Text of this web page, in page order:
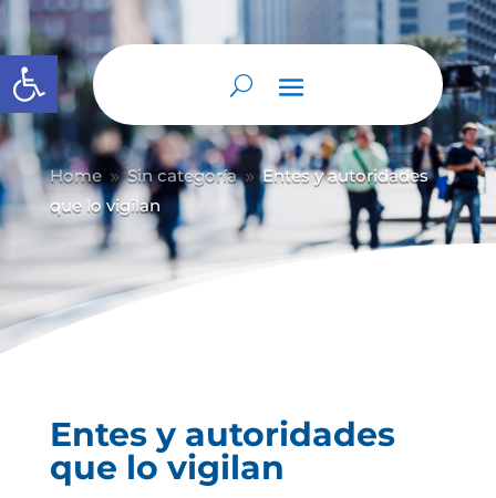
Abrir barra de herramientas
Home 9 Sin categoría 9 Entes y autoridades
que lo vigilan
Entes y autoridades
que lo vigilan